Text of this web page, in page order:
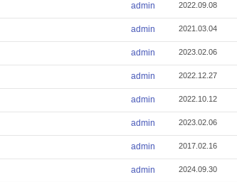
admin 2022.09.08
admin 2021.03.04
admin 2023.02.06
admin 2022.12.27
admin 2022.10.12
admin 2023.02.06
admin 2017.02.16
admin 2024.09.30